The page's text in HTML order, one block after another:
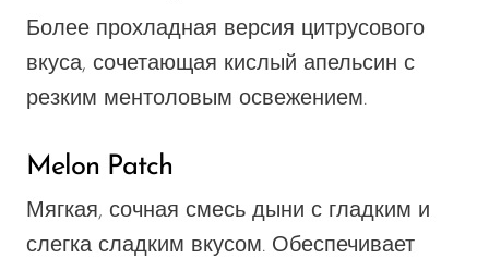
Более прохладная версия цитрусового
вкуса, сочетающая кислый апельсин с
резким ментоловым освежением.
Melon Patch
Мягкая, сочная смесь дыни с гладким и
слегка сладким вкусом. Обеспечивает